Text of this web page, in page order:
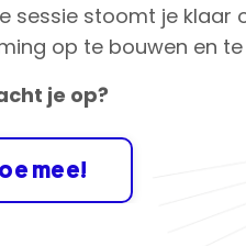
sessie stoomt je
op te bouwen en
je op?
mee!